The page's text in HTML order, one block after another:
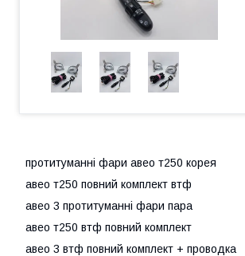
протитуманні фари авео т250 корея
авео т250 повний комплект втф
авео 3 протитуманні фари пара
авео т250 втф повний комплект
авео 3 втф повний комплект + проводка